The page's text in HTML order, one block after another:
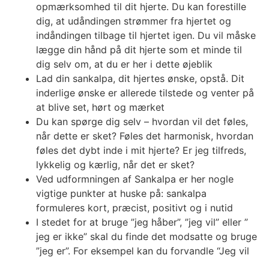
opmærksomhed til dit hjerte. Du kan forestille
dig, at udåndingen strømmer fra hjertet og
indåndingen tilbage til hjertet igen. Du vil måske
lægge din hånd på dit hjerte som et minde til
dig selv om, at du er her i dette øjeblik
Lad din sankalpa, dit hjertes ønske, opstå. Dit
inderlige ønske er allerede tilstede og venter på
at blive set, hørt og mærket
Du kan spørge dig selv – hvordan vil det føles,
når dette er sket? Føles det harmonisk, hvordan
føles det dybt inde i mit hjerte? Er jeg tilfreds,
lykkelig og kærlig, når det er sket?
Ved udformningen af Sankalpa er her nogle
vigtige punkter at huske på: sankalpa
formuleres kort, præcist, positivt og i nutid
I stedet for at bruge ”jeg håber”, ”jeg vil” eller ”
jeg er ikke” skal du finde det modsatte og bruge
”jeg er”. For eksempel kan du forvandle “Jeg vil